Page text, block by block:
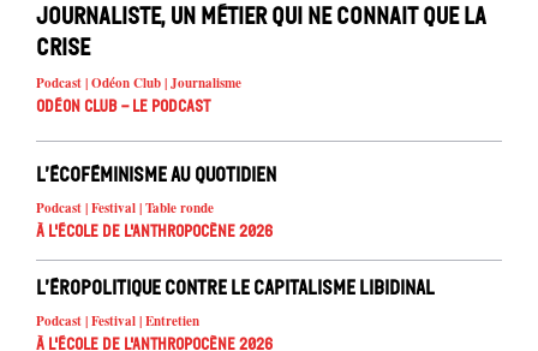
Journaliste, un métier qui ne connait que la
crise
Podcast | Odéon Club | Journalisme
Odéon Club - Le Podcast
L’écoféminisme au quotidien
Podcast | Festival | Table ronde
À l'école de l'Anthropocène 2026
L’éropolitique contre le capitalisme libidinal
Podcast | Festival | Entretien
À l'école de l'Anthropocène 2026